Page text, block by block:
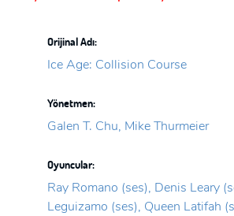
Orijinal Adı:
Ice Age: Collision Course
Yönetmen:
Galen T. Chu, Mike Thurmeier
Oyuncular:
Ray Romano (ses), Denis Leary
Leguizamo (ses), Queen Latifah